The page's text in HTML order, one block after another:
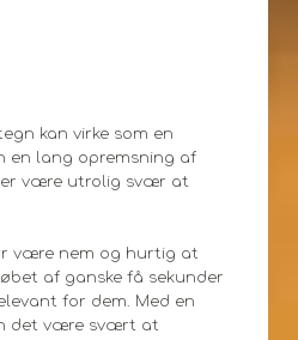
kan virke som en
en lang opremsning af
være utrolig svær at
være nem og hurtig at
af ganske få sekunder
for dem. Med en
det være svært at